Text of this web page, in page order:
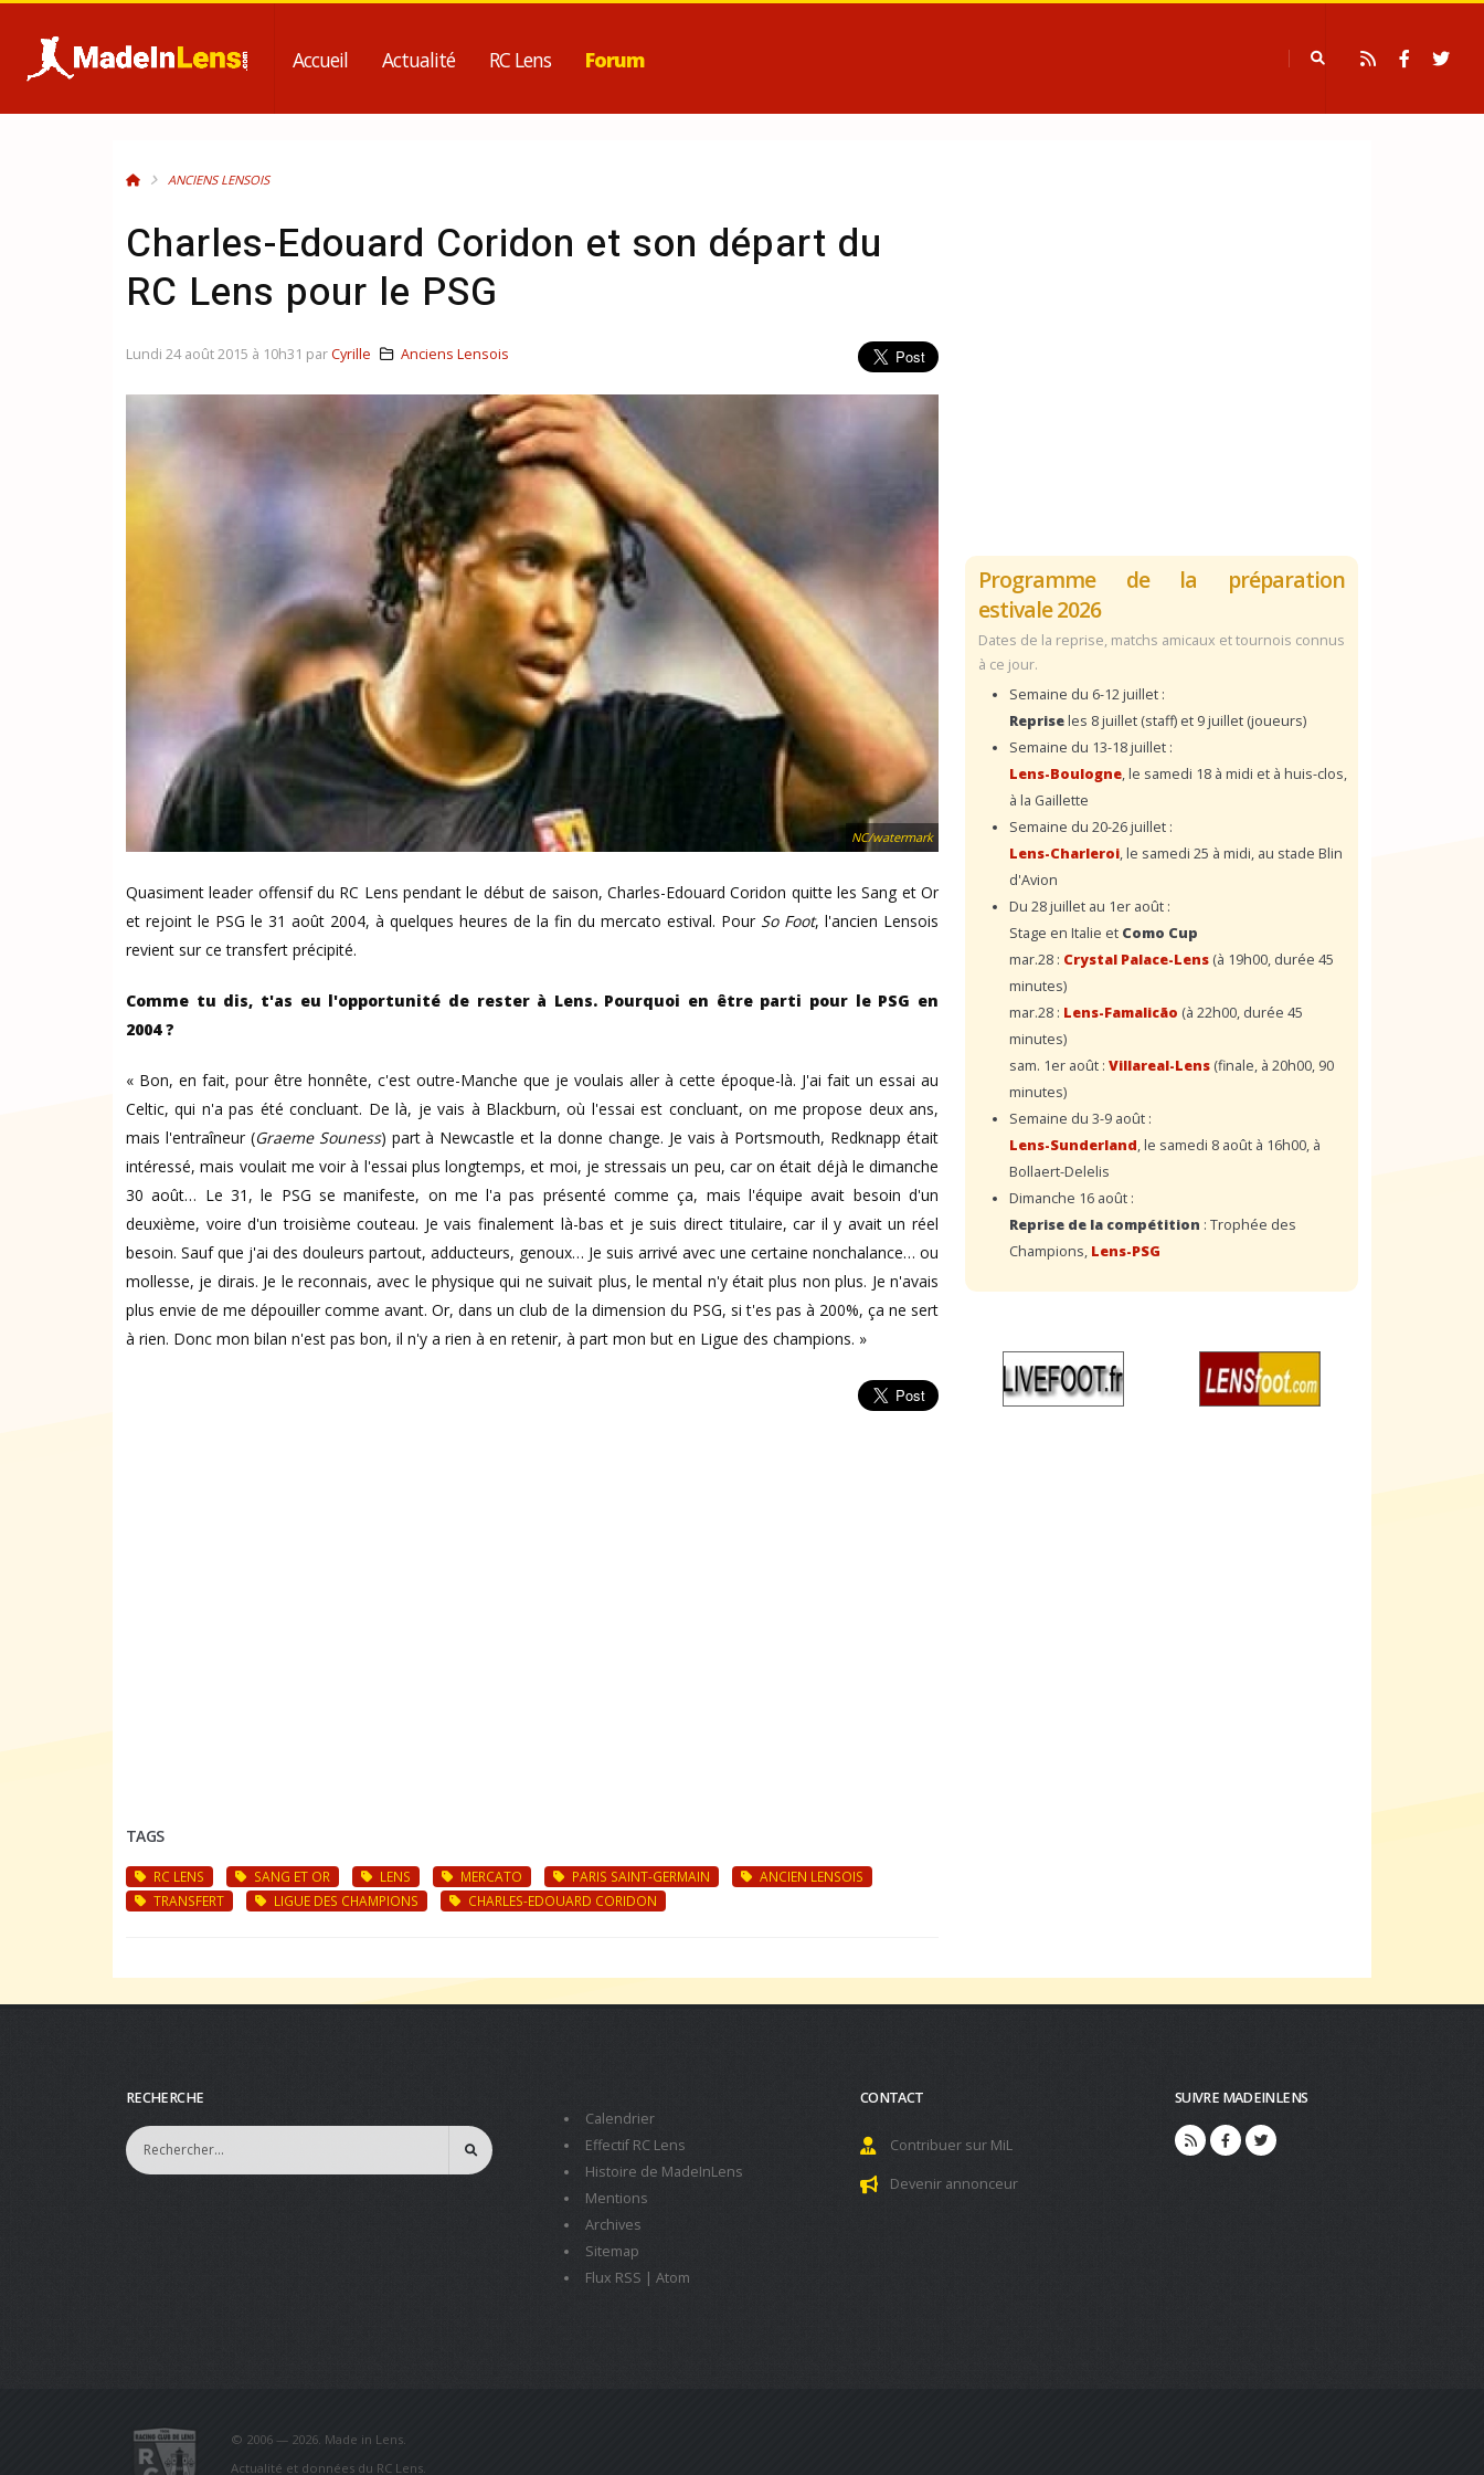
Accueil Actualité RC Lens Forum
ANCIENS LENSOIS
Charles-Edouard Coridon et son départ du
RC Lens pour le PSG
NC/watermark
Quasiment leader offensif du RC Lens pendant le début de saison, Charles-Edouard Coridon quitte les Sang et Or
et rejoint le PSG le 31 août 2004, à quelques heures de la fin du mercato estival. Pour So Foot, l'ancien Lensois
revient sur ce transfert précipité.
Comme tu dis, t'as eu l'opportunité de rester à Lens. Pourquoi en être parti pour le PSG en
2004 ?
« Bon, en fait, pour être honnête, c'est outre-Manche que je voulais aller à cette époque-là. J'ai fait un essai au
Celtic, qui n'a pas été concluant. De là, je vais à Blackburn, où l'essai est concluant, on me propose deux ans,
mais l'entraîneur (Graeme Souness) part à Newcastle et la donne change. Je vais à Portsmouth, Redknapp était
intéressé, mais voulait me voir à l'essai plus longtemps, et moi, je stressais un peu, car on était déjà le dimanche
30 août… Le 31, le PSG se manifeste, on me l'a pas présenté comme ça, mais l'équipe avait besoin d'un
deuxième, voire d'un troisième couteau. Je vais finalement là-bas et je suis direct titulaire, car il y avait un réel
besoin. Sauf que j'ai des douleurs partout, adducteurs, genoux… Je suis arrivé avec une certaine nonchalance… ou
mollesse, je dirais. Je le reconnais, avec le physique qui ne suivait plus, le mental n'y était plus non plus. Je n'avais
plus envie de me dépouiller comme avant. Or, dans un club de la dimension du PSG, si t'es pas à 200%, ça ne sert
à rien. Donc mon bilan n'est pas bon, il n'y a rien à en retenir, à part mon but en Ligue des champions. »
Lundi 24 août 2015 à 10h31 parCyrille Anciens Lensois
TAGS
RC LENS SANG ET OR LENS MERCATO PARIS SAINT-GERMAIN
ANCIEN LENSOIS
TRANSFERT
LIGUE DES CHAMPIONS CHARLES-EDOUARD CORIDON
Programme de la préparation
estivale 2026
Dates de la reprise, matchs amicaux et tournois connus
à ce jour.
Semaine du 6-12 juillet :
Repriseles 8 juillet (staff) et 9 juillet (joueurs)
Semaine du 13-18 juillet :
Lens-Boulogne, le samedi 18 à midi et à huis-clos,
à la Gaillette
Semaine du 20-26 juillet :
Lens-Charleroi, le samedi 25 à midi, au stade Blin
d'Avion
Du 28 juillet au 1er août :
Stage en Italie et Como Cup
mar.28 : Crystal Palace-Lens (à 19h00, durée 45
minutes)
mar.28 : Lens-Famalicão (à 22h00, durée 45
minutes)
sam. 1er août : Villareal-Lens (finale, à 20h00, 90
minutes)
Semaine du 3-9 août :
Lens-Sunderland, le samedi 8 août à 16h00, à
Bollaert-Delelis
Dimanche 16 août :
Reprise de la compétition : Trophée des
Champions, Lens-PSG
RECHERCHE
Calendrier
Effectif RC Lens
Histoire de MadeInLens
Mentions
Archives
Sitemap
Flux RSS | Atom
CONTACT
Contribuer sur MiL
Devenir annonceur
SUIVRE MADEINLENS
© 2006 — 2026. Made in Lens.
Actualité et données du RC Lens.